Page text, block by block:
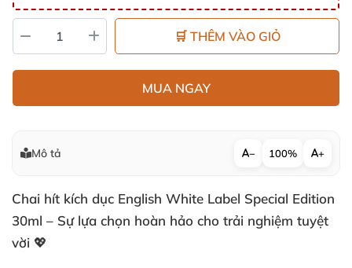
🛒 THÊM VÀO GIỎ
MUA NGAY
Mô tả − 100% +
Chai hít kích dục English White Label Special Edition
30ml – Sự lựa chọn hoàn hảo cho trải nghiệm tuyệt
vời 💖